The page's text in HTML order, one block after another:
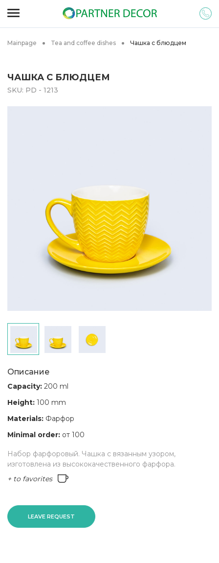
Mainpage Tea and coffee dishes Чашка с блюдцем
ЧАШКА С БЛЮДЦЕМ
SKU: PD - 1213
Описание
Capacity: 200 ml
Height: 100 mm
Materials: Фарфор
Minimal order: от 100
Набор фарфоровый. Чашка с вязанным узором,
изготовлена из высококачественного фарфора.
+ to favorites
LEAVE REQUEST